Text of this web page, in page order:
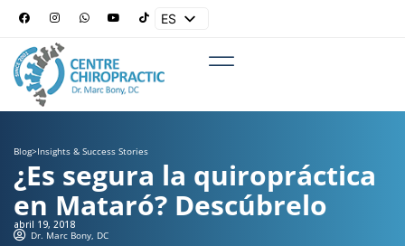
ES
Blog>Insights & Success Stories
¿Es segura la quiropráctica
en Mataró? Descúbrelo
abril 19, 2018
Dr. Marc Bony, DC